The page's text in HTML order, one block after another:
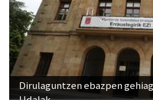
Dirulaguntzen ebazpen